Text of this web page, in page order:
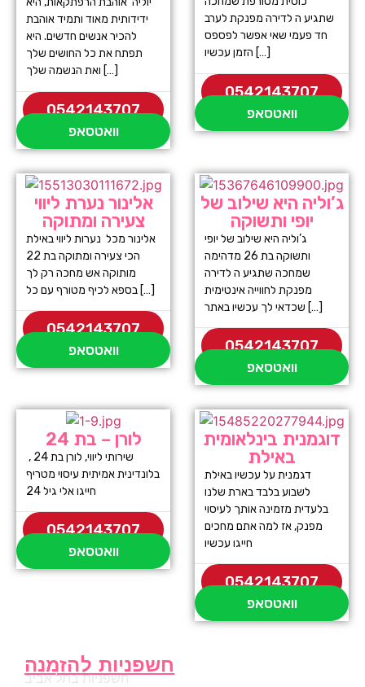
ידידותית מאוד ותמיד אוהבת
להכיר אנשים חדשים. היא
תפתח את כל החושים שלך
ואת הנשמה שלך […]
0542143707
וואטסאפ
שתגיע ה לדירה מפנקת לערב
חד פעמי שאי אפשר לפספס
הזמן עכשיו […]
0542143707
וואטסאפ
אלינור נערת ליווי
צעירה ומתוקה
אלינור מכל נערות ליווי באילת
הכי צעירה ומתוקה בת 22
מותוקה אש מחכה רק לך
בספא לכיף מטורף עם כל […]
0542143707
וואטסאפ
ג’וליה היא שילוב של
יופי ותשוקה
ג’וליה היא שילוב של יופי
ותשוקה בת 26 מדהימה
שמחכה שתגיע ה לדירה
מפנקת לחווייה אינטימית
שכדאי לך עכשיו באתר […]
0542143707
וואטסאפ
לורן – בת 24
בלונדינית אמיתית עיסוי מטריף
חייגו אלי גיל 24
0542143707
וואטסאפ
דוגמנית בינלאומית
באילת
דגמנית על עכשיו באילת
לשבוע בלבד בארת שלנו
בלעדית מזמינה אותך לעיסוי
מפנק, אז למה אתם מחכים
חייגו עכשיו
0542143707
וואטסאפ
חשפניות להזמנה
חשפניות בתל אביב